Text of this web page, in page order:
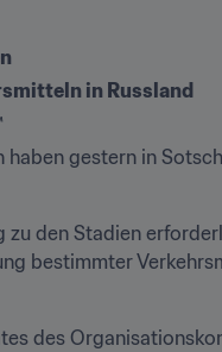
in Russland
gestern in
den Stadien
bestimmter
des